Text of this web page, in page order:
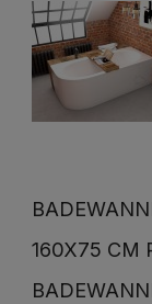
160X75 CM